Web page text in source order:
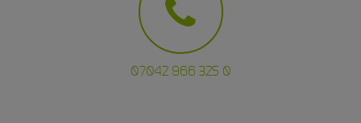
07042 966 325 0